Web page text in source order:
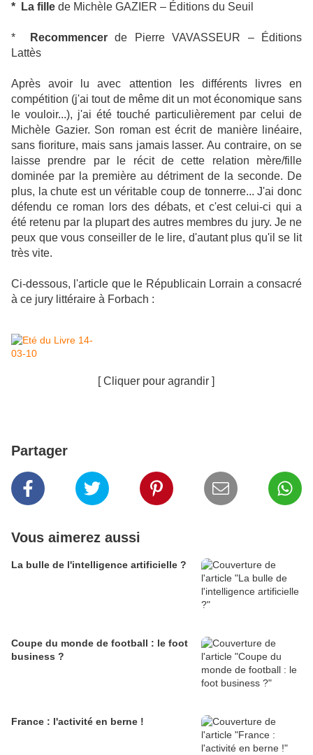
* La fille de Michèle GAZIER – Éditions du Seuil
* Recommencerde Pierre VAVASSEUR – Éditions
Lattès
Après avoir lu avec attention les différents livres en
compétition (j'ai tout de même dit un mot économique sans
le vouloir...), j'ai été touché particulièrement par celui de
Michèle Gazier. Son roman est écrit de manière linéaire,
sans fioriture, mais sans jamais lasser. Au contraire, on se
laisse prendre par le récit de cette relation mère/fille
dominée par la première au détriment de la seconde. De
plus, la chute est un véritable coup de tonnerre... J'ai donc
défendu ce roman lors des débats, et c'est celui-ci qui a
été retenu par la plupart des autres membres du jury. Je ne
peux que vous conseiller de le lire, d'autant plus qu'il se lit
très vite.
Ci-dessous, l'article que le Républicain Lorrain a consacré
à ce jury littéraire à Forbach :
[ Cliquer pour agrandir ]
Partager
Vous aimerez aussi
La bulle de l'intelligence artificielle ?
Coupe du monde de football : le foot
business ?
France : l'activité en berne !